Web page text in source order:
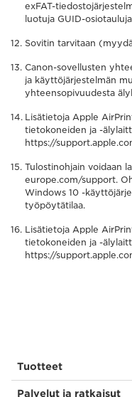
exFAT-
luotuja GUID-
Sovitin tarvitaan
Canon-sovellusten
ja käyttöjärjestelmän
yhteensopivuudesta
Lisätietoja Apple
tietokoneiden ja -
https://
Tulostinohjain voidaan
europe.com/support.
Windows 10 -
työpöytätilaa.
Lisätietoja Apple
tietokoneiden ja -
https://
Tuotteet
Palvelut ja ratkaisut